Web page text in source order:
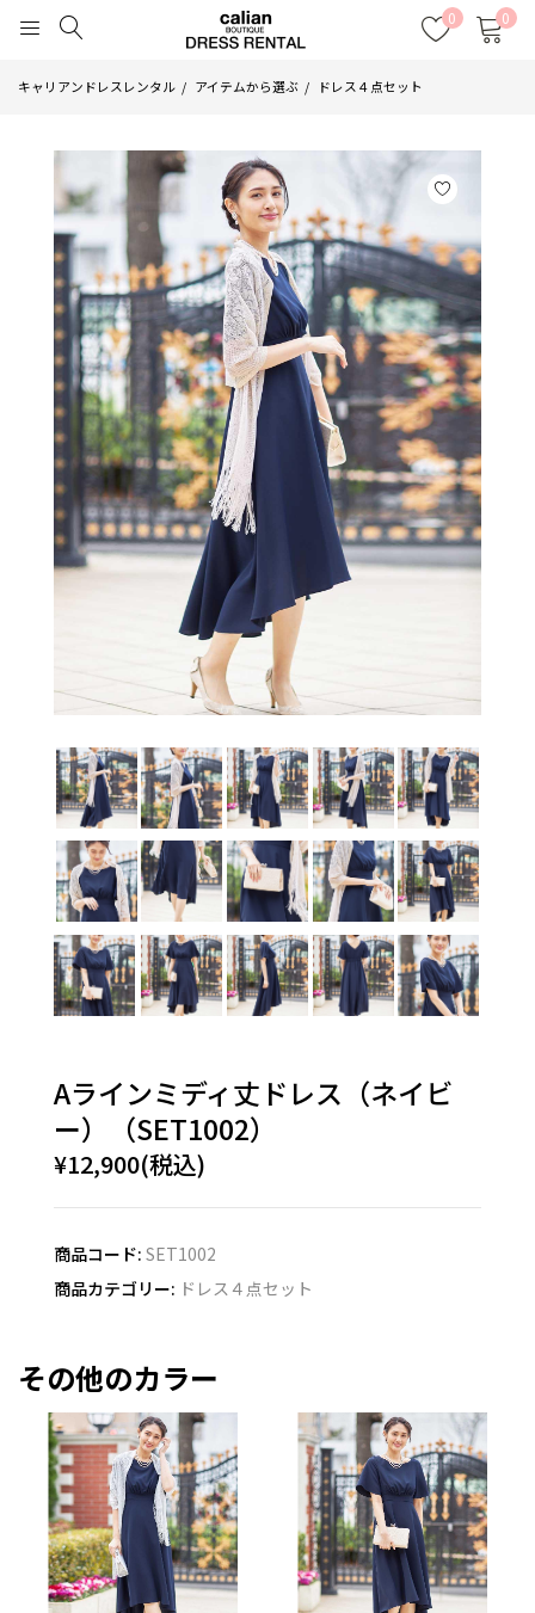
0 0
キャリアンドレスレンタル アイテムから選ぶ ドレス４点セット
Aラインミディ丈ドレス（ネイビ
ー）（SET1002）
¥12,900(税込)
商品コード: SET1002
商品カテゴリー: ドレス４点セット
その他のカラー